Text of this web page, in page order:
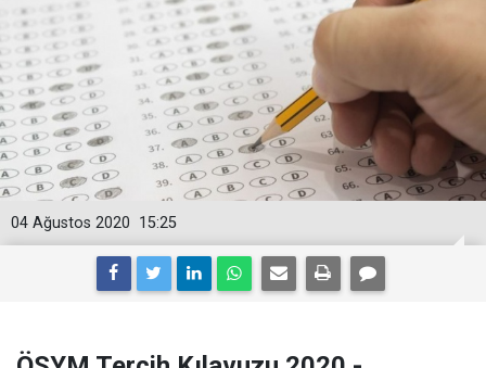
15:25
04 Ağustos 2020